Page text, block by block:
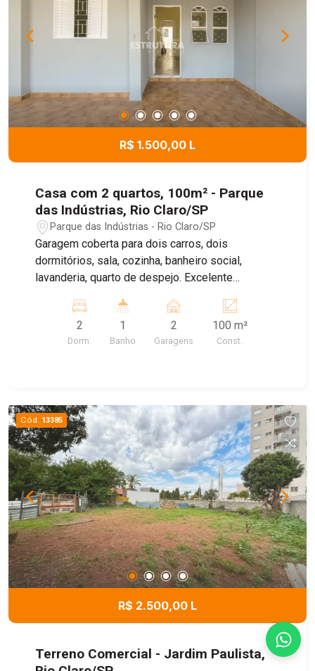
R$ 1.500,00 L
Casa com 2 quartos, 100m² - Parque
das Indústrias, Rio Claro/SP
Parque das Indústrias - Rio Claro/SP
Garagem coberta para dois carros, dois
dormitórios, sala, cozinha, banheiro social,
lavanderia, quarto de despejo. Excelente
Agende sua visita!!
2
Dorm.
1
Banho
2
Garagens
100 m²
Const.
Cód. 13385
R$ 2.500,00 L
Terreno Comercial - Jardim Paulista,